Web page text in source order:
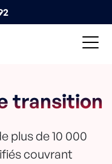
transition
plus de 10 000
couvrant